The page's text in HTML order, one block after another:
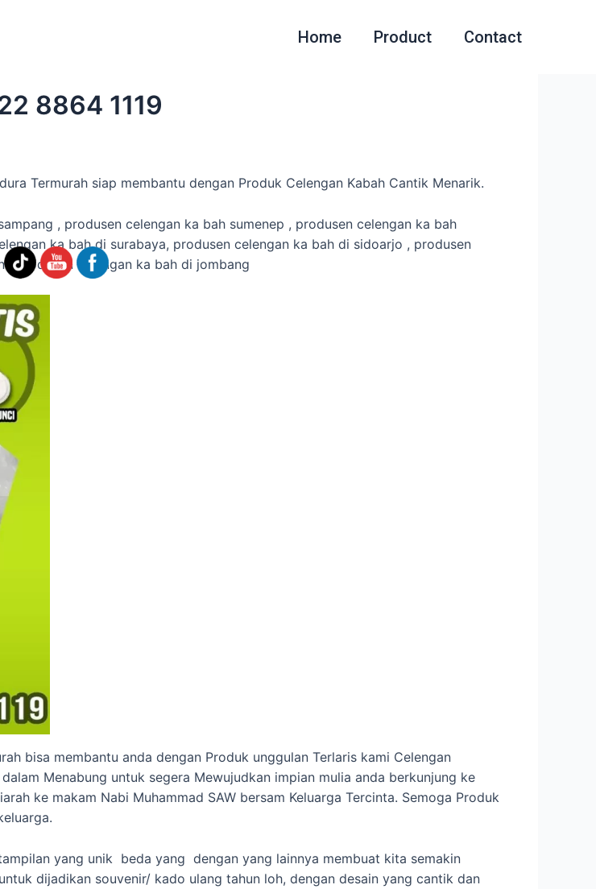
Home Product Contact
8864 1119
Termurah siap membantu dengan Produk Celengan Kabah Cantik Menarik.
, produsen celengan ka bah sumenep , produsen celengan ka bah
ka bah di surabaya, produsen celengan ka bah di sidoarjo , produsen
, produsen celengan ka bah di jombang
bisa membantu anda dengan Produk unggulan Terlaris kami Celengan
Menabung untuk segera Mewujudkan impian mulia anda berkunjung ke
ke makam Nabi Muhammad SAW bersam Keluarga Tercinta. Semoga Produk
yang unik beda yang dengan yang lainnya membuat kita semakin
dijadikan souvenir/ kado ulang tahun loh, dengan desain yang cantik dan